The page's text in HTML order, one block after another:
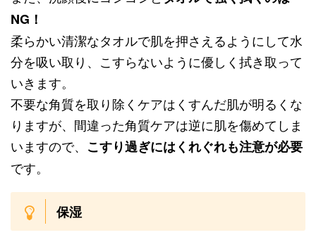
NG！
柔らかい清潔なタオルで肌を押さえるようにして水
分を吸い取り、こすらないように優しく拭き取って
いきます。
不要な角質を取り除くケアはくすんだ肌が明るくな
りますが、間違った角質ケアは逆に肌を傷めてしま
いますので、 こすり過ぎにはくれぐれも注意が必要
です。
保湿